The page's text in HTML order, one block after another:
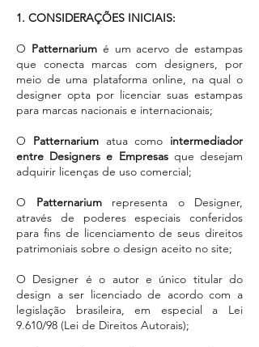
1. CONSIDERAÇÕES INICIAIS:
O Patternariumé um acervo de estampas
que conecta marcas com designers, por
meio de uma plataforma online, na qual o
designer opta por licenciar suas estampas
para marcas nacionais e internacionais;
O Patternariumatua como intermediador
entre Designers e Empresasque desejam
adquirir licenças de uso comercial;
O Patternarium representa o Designer,
através de poderes especiais conferidos
para fins de licenciamento de seus direitos
patrimoniais sobre o design aceito no site;
O Designer é o autor e único titular do
design a ser licenciado de acordo com a
legislação brasileira, em especial a Lei
9.610/98 (Lei de Direitos Autorais);